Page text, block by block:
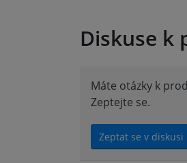
Diskuse k
Máte otázky k
Zeptejte se.
Zeptat se v diskusi